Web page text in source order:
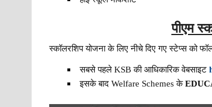
पीएम
स्कॉलरशिप योजना के लिए नीचे दिए गए स्टेप्स
सबसे पहले KSB की आधिकारिक वेबसाइट
इसके बाद Welfare Schemes के